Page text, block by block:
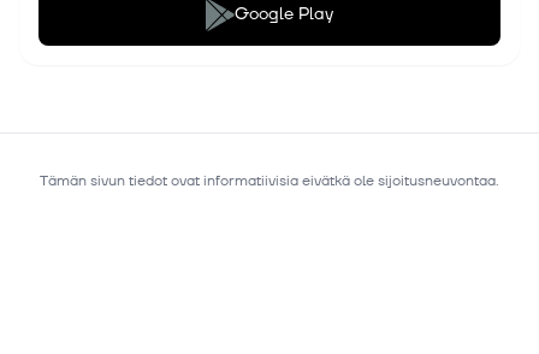
Google Play
Tämän sivun tiedot ovat informatiivisia eivätkä ole sijoitusneuvontaa.